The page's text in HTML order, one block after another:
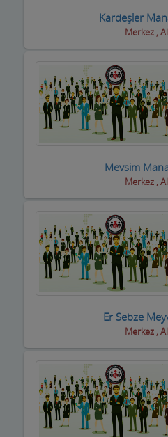
Eğlence yerleri
Elektrikçiler
Elektrikli El Aletleri
Elektronikçiler
Evcil Hayvan Eğitim Merkezi
Evkur Firmaları
Fitness-Spa Salonları
Fırıncılar
Geri dönüşüm firmaları
Giyim Mağazaları
Gümüş Takı Mağazaları ve
Güneş Enerji Sistemleri
Kardeşler
Merkez ,
Mevsim
Merkez ,
Er Sebze
Merkez ,